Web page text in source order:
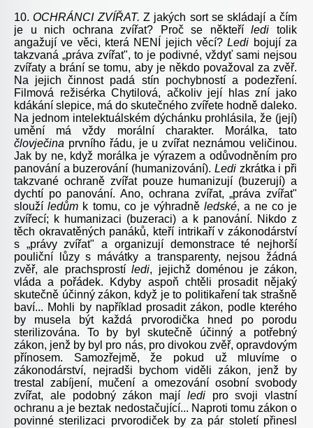
10.OCHRÁNCI ZVÍŘAT.Z jakých sort se skládají a čím
je u nich ochrana zvířat? Proč se někteříleditolik
angažují ve věci, která NENÍ jejich věcí?Ledi bojují za
takzvaná „práva zvířat", to je podivné, vždyť sami nejsou
zvířaty a brání se tomu, aby je někdo považoval za zvěř.
Na jejich činnost padá stín pochybností a podezření.
Filmová režisérka Chytilová, ačkoliv její hlas zní jako
kdákání slepice, má do skutečného zvířete hodně daleko.
Na jednom intelektuálském dýchánku prohlásila, že (její)
umění má vždy morální charakter. Morálka, tato
človječina prvního řádu, je u zvířat neznámou veličinou.
Jak by ne, když morálka je výrazem a odůvodněním pro
panování a buzerování (humanizování). Ledi zkrátka i při
takzvané ochraně zvířat pouze humanizují (buzerují) a
dychtí po panování. Ano, ochrana zvířat, „práva zvířat"
sloužíledům k tomu, co je výhradněledské, a ne co je
zvířecí; k humanizaci (buzeraci) a k panování. Nikdo z
těch okravatěných panáků, kteří intrikaří v zákonodárství
s „právy zvířat" a organizují demonstrace té nejhorší
pouliční lůzy s mávátky a transparenty, nejsou žádná
zvěř, ale prachsprostíledi, jejichž doménou je zákon,
vláda a pořádek. Kdyby aspoň chtěli prosadit nějaký
skutečně účinný zákon, když je to politikaření tak strašně
baví... Mohli by například prosadit zákon, podle kterého
by musela být každá prvorodička hned po porodu
sterilizována. To by byl skutečně účinný a potřebný
zákon, jenž by byl pro nás, pro divokou zvěř, opravdovým
přínosem. Samozřejmě, že pokud už mluvíme o
zákonodárství, nejradši bychom viděli zákon, jenž by
trestal zabíjení, mučení a omezování osobní svobody
zvířat, ale podobný zákon mají ledipro svoji vlastní
ochranu a je beztak nedostačující... Naproti tomu zákon o
povinné sterilizaci prvorodiček by za pár století přinesl